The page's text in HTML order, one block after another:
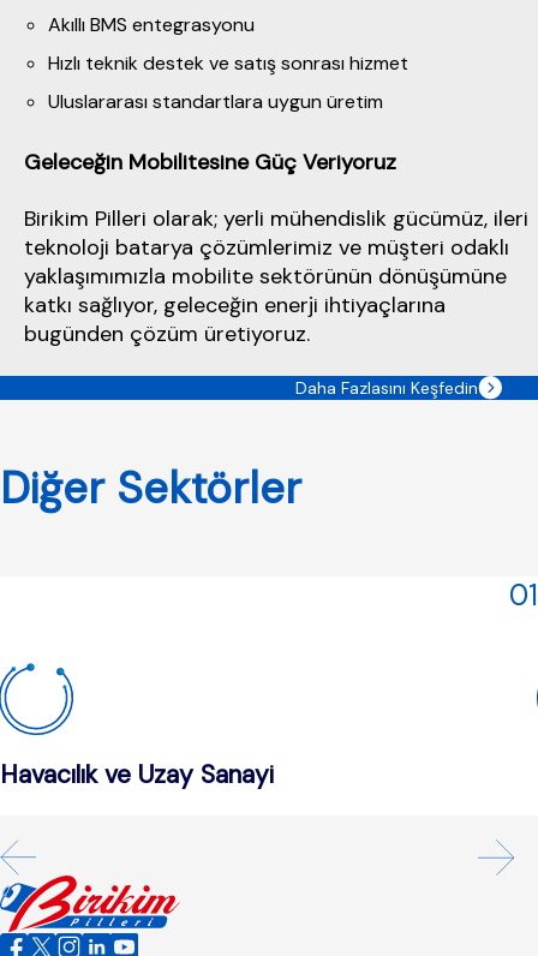
Akıllı BMS entegrasyonu
Hızlı teknik destek ve satış sonrası hizmet
Uluslararası standartlara uygun üretim
Geleceğin Mobilitesine Güç Veriyoruz
Birikim Pilleri olarak; yerli mühendislik gücümüz, ileri
teknoloji batarya çözümlerimiz ve müşteri odaklı
yaklaşımımızla mobilite sektörünün dönüşümüne
katkı sağlıyor, geleceğin enerji ihtiyaçlarına
bugünden çözüm üretiyoruz.
Daha Fazlasını Keşfedin
Diğer Sektörler
01
Havacılık ve Uzay Sanayi